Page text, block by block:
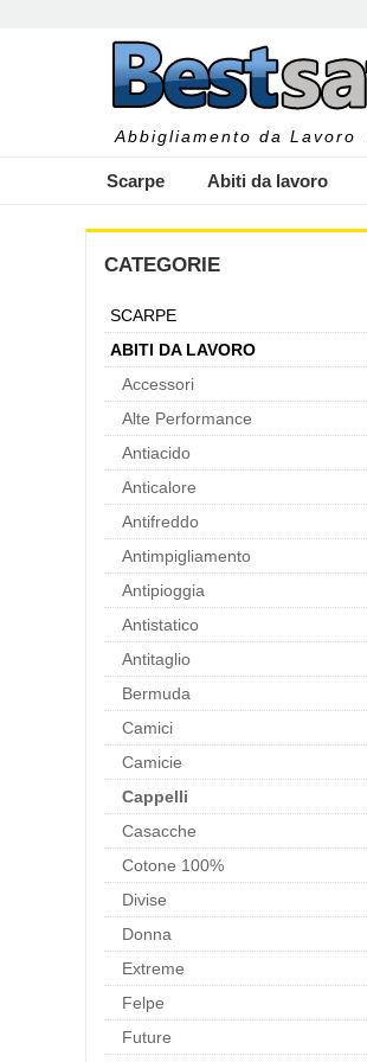
Abbigliamento da Lavoro
Scarpe Abiti da lavoro
CATEGORIE
SCARPE
ABITI DA LAVORO
Accessori
Alte Performance
Antiacido
Anticalore
Antifreddo
Antimpigliamento
Antipioggia
Antistatico
Antitaglio
Bermuda
Camici
Camicie
Cappelli
Casacche
Cotone 100%
Divise
Donna
Extreme
Felpe
Future